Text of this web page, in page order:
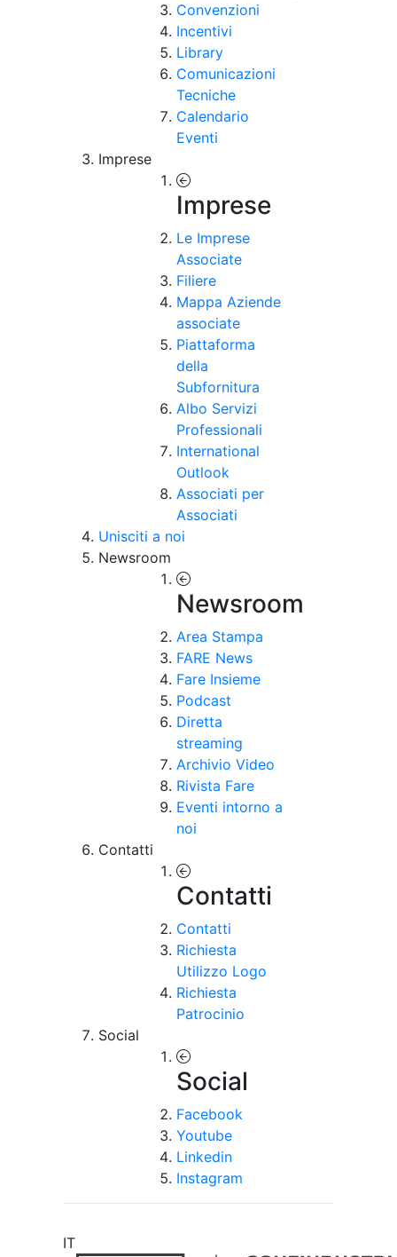
Convenzioni
Incentivi
Library
Comunicazioni
Tecniche
Calendario
Eventi
Imprese
Imprese
Le Imprese
Associate
Filiere
Mappa Aziende
associate
Piattaforma
della
Subfornitura
Albo Servizi
Professionali
International
Outlook
Associati per
Associati
Unisciti a noi
Newsroom
Newsroom
Area Stampa
FARE News
Fare Insieme
Podcast
Diretta
streaming
Archivio Video
Rivista Fare
Eventi intorno a
noi
Contatti
Contatti
Contatti
Richiesta
Utilizzo Logo
Richiesta
Patrocinio
Social
Social
Facebook
Youtube
Linkedin
Instagram
IT